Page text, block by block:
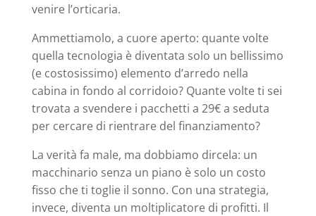
venire l’orticaria.
Ammettiamolo, a cuore aperto: quante volte
quella tecnologia è diventata solo un bellissimo
(e costosissimo) elemento d’arredo nella
cabina in fondo al corridoio? Quante volte ti sei
trovata a svendere i pacchetti a 29€ a seduta
per cercare di rientrare del finanziamento?
La verità fa male, ma dobbiamo dircela: un
macchinario senza un piano è solo un costo
fisso che ti toglie il sonno. Con una strategia,
invece, diventa un moltiplicatore di profitti. Il